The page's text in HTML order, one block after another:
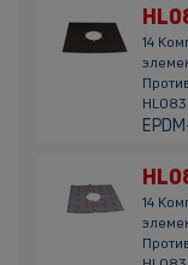
14
14